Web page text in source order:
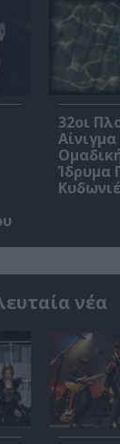
32οι
Ίδρυμα
νέα